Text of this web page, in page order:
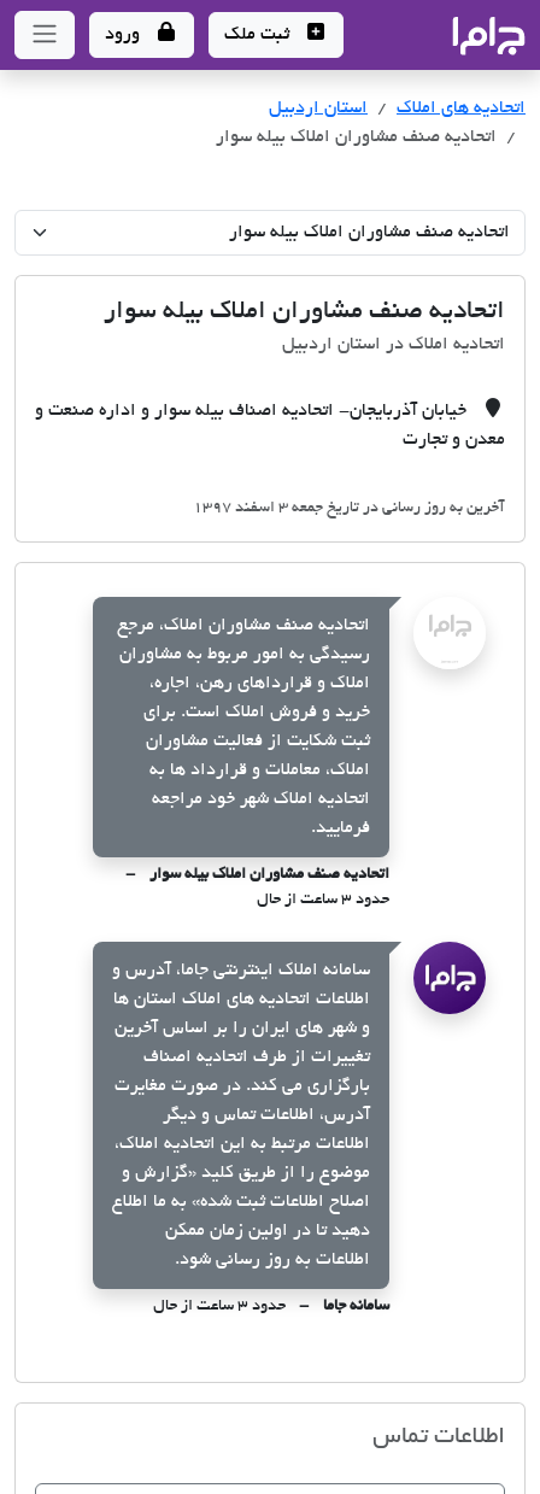
- سامانه جامع املاک و مشاورین املاک
ثبت ملک ورود
اتحادیه های املاک اتحادیه های املاک
استان اردبیل
اتحادیه صنف مشاوران املاک بیله سوار
اتحادیه صنف مشاوران املاک بیله سوار
اتحادیه املاک در استان اردبیل
خیابان آذربایجان- اتحادیه اصناف بیله سوار و اداره صنعت و
معدن و تجارت
آخرین به روز رسانی در تاریخ جمعه 3 اسفند 1397
اتحادیه صنف مشاوران املاک، مرجع
رسیدگی به امور مربوط به مشاوران
املاک و قرارداهای رهن، اجاره،
خرید و فروش املاک است. برای
ثبت شکایت از فعالیت مشاوران
املاک، معاملات و قرارداد ها به
اتحادیه املاک شهر خود مراجعه
فرمایید.
اتحادیه صنف مشاوران املاک بیله سوار
حدود ۳ ساعت از حال
سامانه املاک اینترنتی جاما، آدرس و
اطلاعات اتحادیه های املاک استان ها
و شهر های ایران را بر اساس آخرین
تغییرات از طرف اتحادیه اصناف
بارگزاری می کند. در صورت مغایرت
آدرس، اطلاعات تماس و دیگر
اطلاعات مرتبط به این اتحادیه املاک،
موضوع را از طریق کلید «گزارش و
اصلاح اطلاعات ثبت شده» به ما اطلاع
دهید تا در اولین زمان ممکن
اطلاعات به روز رسانی شود.
سامانه جاما حدود ۳ ساعت از حال
اطلاعات تماس